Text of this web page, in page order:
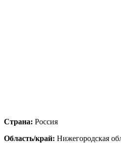
Страна: Россия
Область/край: Нижегородская